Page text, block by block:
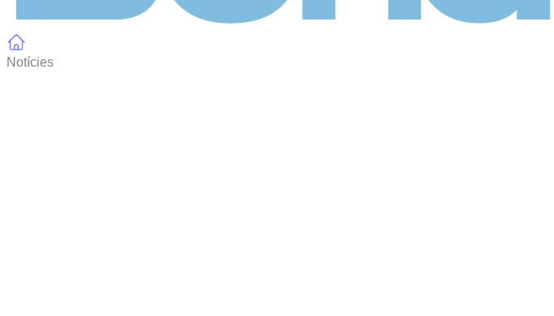
Notícies